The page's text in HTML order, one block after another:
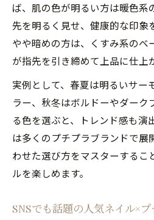
ば、肌の色が明るい方は暖色系
先を明るく見せ、健康的な印象
やや暗めの方は、くすみ系のベ
が指先を引き締めて上品に仕上
実例として、春夏は明るいサー
ラー、秋冬はボルドーやダーク
る色を選ぶと、トレンド感も演
は多くのプチプラブランドで展
わせた選び方をマスターするこ
ルを楽しめます。
SNSでも話題の人気ネイル×